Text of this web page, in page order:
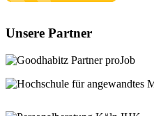
Unsere Partner